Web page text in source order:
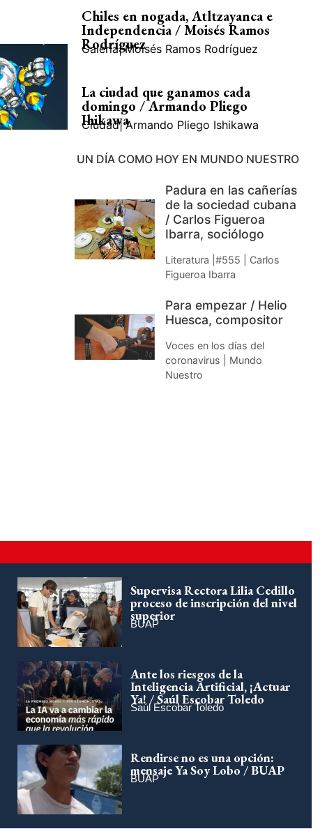
Chiles en nogada, Atltzayanca e
Independencia / Moisés Ramos
Rodríguez
Galería| Moisés Ramos Rodríguez
La ciudad que ganamos cada
domingo / Armando Pliego
Ihikawa
Ciudad| Armando Pliego Ishikawa
UN DÍA COMO HOY EN MUNDO NUESTRO
Padura en las cañerías
de la sociedad cubana
/ Carlos Figueroa
Ibarra, sociólogo
Literatura |#555 | Carlos
Figueroa Ibarra
Para empezar / Helio
Huesca, compositor
Voces en los días del
coronavirus | Mundo
Nuestro
Supervisa Rectora Lilia Cedillo
proceso de inscripción del nivel
superior
BUAP
Ante los riesgos de la
Inteligencia Artificial, ¡Actuar
Ya! / Saúl Escobar Toledo
Saúl Escobar Toledo
Rendirse no es una opción:
mensaje Ya Soy Lobo / BUAP
BUAP